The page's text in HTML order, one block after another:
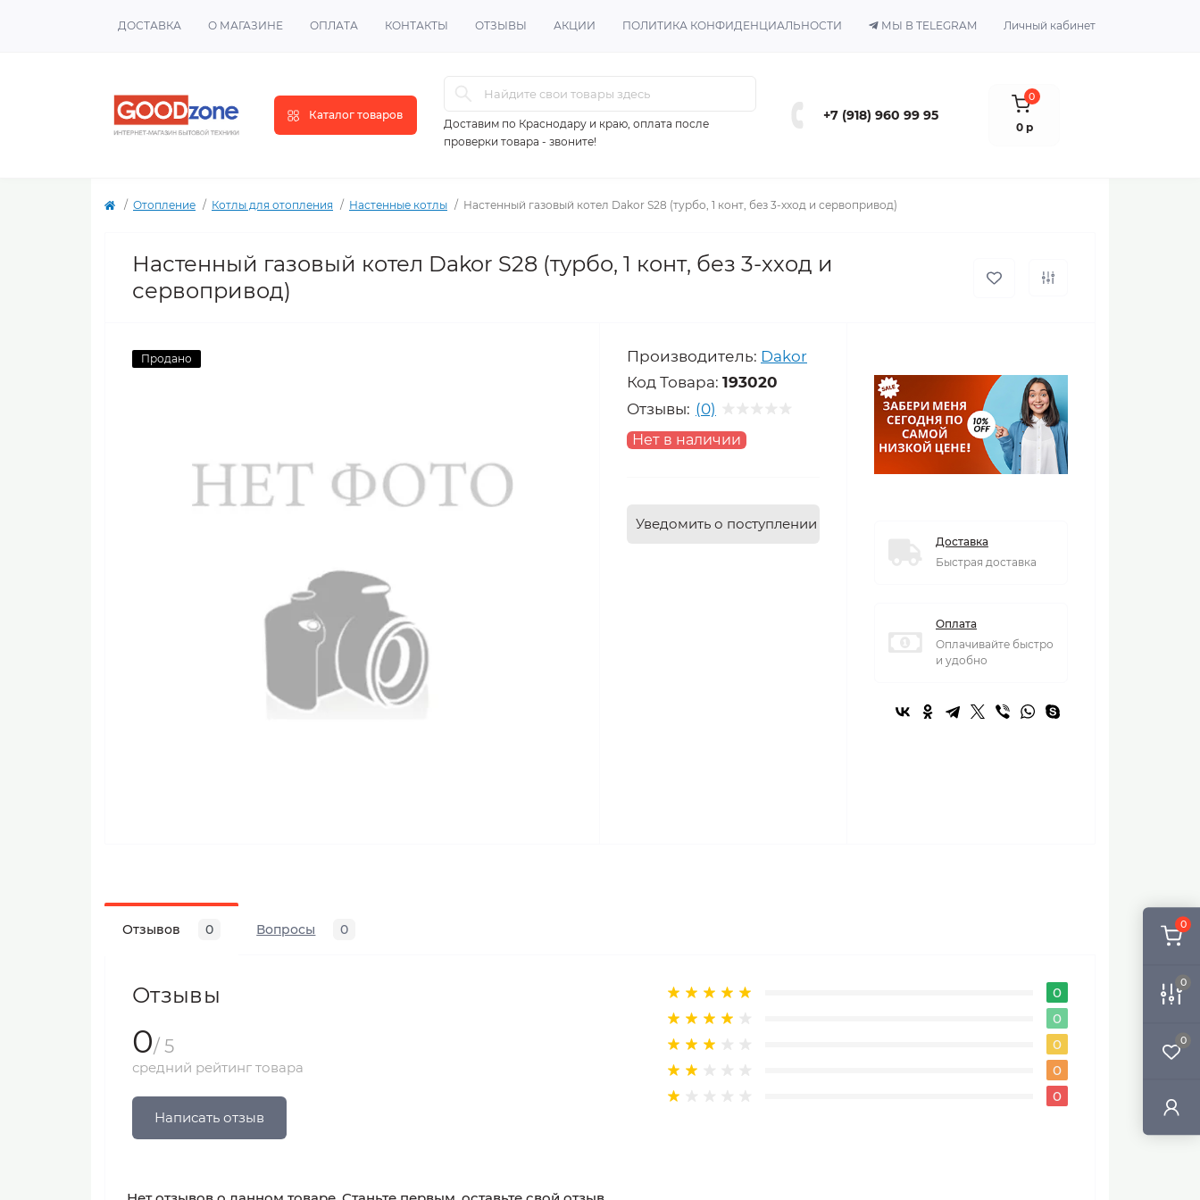
0
0
0
ДОСТАВКА О МАГАЗИНЕ ОПЛАТА КОНТАКТЫ ОТЗЫВЫ АКЦИИ ПОЛИТИКА КОНФИДЕНЦИАЛЬНОСТИ МЫ В TELEGRAM Личный кабинет
Каталог товаров
Доставим по Краснодару и краю, оплата после
проверки товара - звоните!
+7 (918) 960 99 95
0
0 р
Отопление Котлы для отопления Настенные котлы Настенный газовый котел Dakor S28 (турбо, 1 конт, без 3-хход и сервопривод)
Настенный газовый котел Dakor S28 (турбо, 1 конт, без 3-хход и
сервопривод)
Продано Производитель: Dakor
Код Товара: 193020
Отзывы: (0)
Нет в наличии
Уведомить о поступлении
Доставка
Быстрая доставка
Оплата
Оплачивайте быстро
и удобно
Отзывов 0 Вопросы 0
Отзывы
0/ 5
средний рейтинг товара
Написать отзыв
0
0
0
0
0